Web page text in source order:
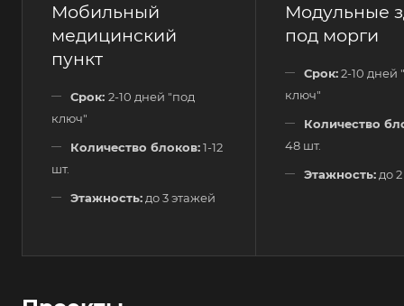
Мобильный
медицинский
пункт
Срок: 2-10 дней "под
ключ"
Количество блоков:1-12
шт.
Этажность: до 3 этажей
Модульные
под морги
Срок:2-10 дней
ключ"
Количество
48 шт.
Этажность: до